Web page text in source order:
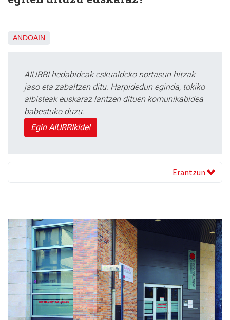
ANDOAIN
AIURRI hedabideak eskualdeko nortasun hitzak
jaso eta zabaltzen ditu. Harpidedun eginda, tokiko
albisteak euskaraz lantzen dituen komunikabidea
babestuko duzu.
Egin AIURRIkide!
Erantzun